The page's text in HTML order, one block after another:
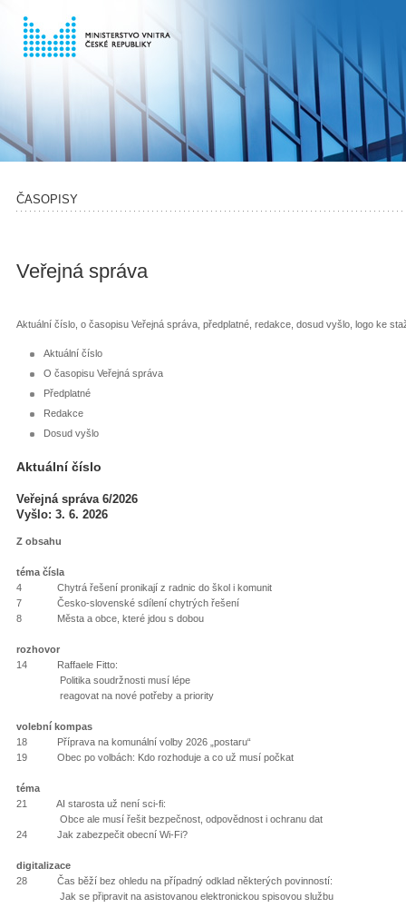
ČASOPISY
Veřejná správa
Aktuální číslo, o časopisu Veřejná správa, předplatné, redakce, dosud vyšlo, logo ke
Aktuální číslo
O časopisu Veřejná správa
Předplatné
Redakce
Dosud vyšlo
Aktuální číslo
Veřejná správa 6/2026
Vyšlo: 3. 6. 2026
Z obsahu
téma čísla
4 Chytrá řešení pronikají z radnic do škol i komunit
7 Česko-slovenské sdílení chytrých řešení
8 Města a obce, které jdou s dobou
rozhovor
14 Raffaele Fitto:
Politika soudržnosti musí lépe
reagovat na nové potřeby a priority
volební kompas
18 Příprava na komunální volby 2026 „postaru“
19 Obec po volbách: Kdo rozhoduje a co už musí počkat
téma
21 AI starosta už není sci-fi:
Obce ale musí řešit bezpečnost, odpovědnost i ochranu dat
24 Jak zabezpečit obecní Wi-Fi?
digitalizace
28 Čas běží bez ohledu na případný odklad některých povinností:
Jak se připravit na asistovanou elektronickou spisovou službu